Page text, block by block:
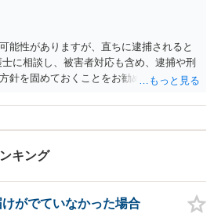
能性がありますが、直ちに逮捕されると
に相談し、被害者対応も含め、逮捕や刑
針を固めておくことをお勧めします。
キング
がでていなかった場合